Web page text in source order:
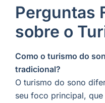
Perguntas
sobre o
Como o turismo do
tradicional?
O turismo do sono
seu foco principal,